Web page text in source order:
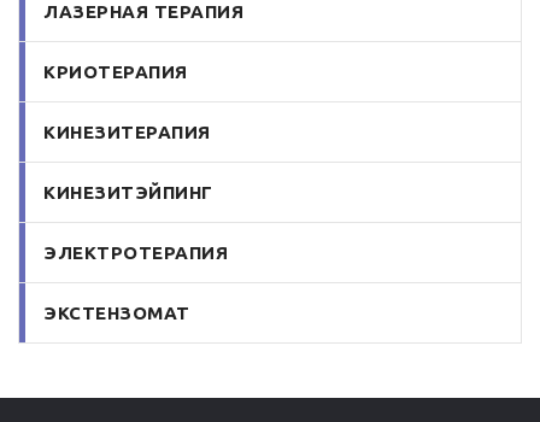
ЛАЗЕРНАЯ ТЕРАПИЯ
КРИОТЕРАПИЯ
КИНЕЗИТЕРАПИЯ
КИНЕЗИТЭЙПИНГ
ЭЛЕКТРОТЕРАПИЯ
ЭКСТЕНЗОМАТ